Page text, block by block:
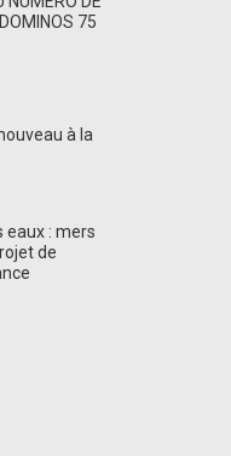
75
à la
eaux : mers
de